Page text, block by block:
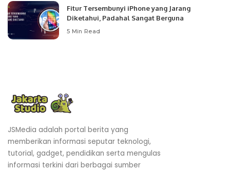
Fitur Tersembunyi iPhone yang Jarang
Diketahui, Padahal Sangat Berguna
5 Min Read
JSMedia adalah portal berita yang
memberikan informasi seputar teknologi,
tutorial, gadget, pendidikan serta mengulas
informasi terkini dari berbagai sumber